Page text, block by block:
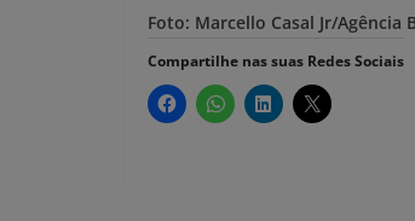
Foto: Marcello Casal Jr/Agência
Compartilhe nas suas Redes Sociais